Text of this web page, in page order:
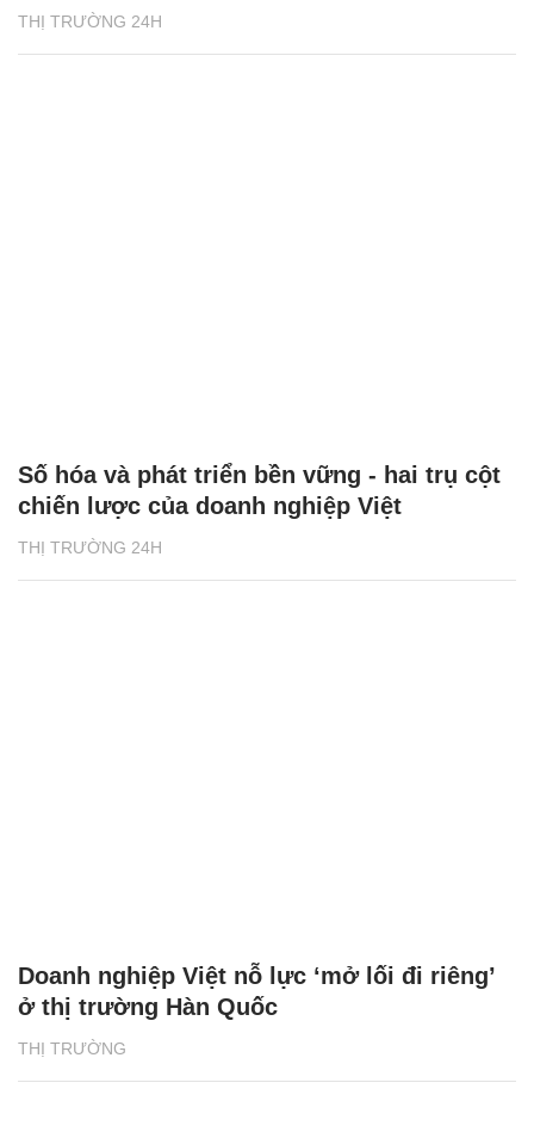
THỊ TRƯỜNG 24H
THỊ TRƯỜNG 24H
Số hóa và phát triển bền vững - hai trụ cột
chiến lược của doanh nghiệp Việt
THỊ TRƯỜNG
Doanh nghiệp Việt nỗ lực ‘mở lối đi riêng’
ở thị trường Hàn Quốc